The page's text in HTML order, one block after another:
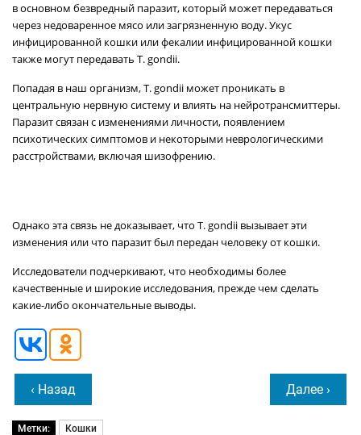
в основном безвредный паразит, который может передаваться
через недоваренное мясо или загрязненную воду. Укус
инфицированной кошки или фекалии инфицированной кошки
также могут передавать T. gondii.
Попадая в наш организм, T. gondii может проникать в
центральную нервную систему и влиять на нейротрансмиттеры.
Паразит связан с изменениями личности, появлением
психотических симптомов и некоторыми неврологическими
расстройствами, включая шизофрению.
Однако эта связь не доказывает, что T. gondii вызывает эти
изменения или что паразит был передан человеку от кошки.
Исследователи подчеркивают, что необходимы более
качественные и широкие исследования, прежде чем сделать
какие-либо окончательные выводы.
‹ Назад Далее ›
Метки: Кошки